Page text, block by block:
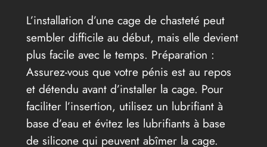
L’installation d’une cage de chasteté peut
sembler difficile au début, mais elle devient
plus facile avec le temps. Préparation :
Assurez-vous que votre pénis est au repos
et détendu avant d’installer la cage. Pour
faciliter l’insertion, utilisez un lubrifiant à
base d’eau et évitez les lubrifiants à base
de silicone qui peuvent abîmer la cage.